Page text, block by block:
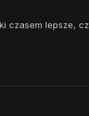
czasem lepsze,